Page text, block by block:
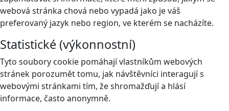
webová stránka chová nebo vypadá jako je váš
preferovaný jazyk nebo region, ve kterém se nacházíte.
Statistické (výkonnostní)
Tyto soubory cookie pomáhají vlastníkům webových
stránek porozumět tomu, jak návštěvníci interagují s
webovými stránkami tím, že shromažďují a hlásí
informace, často anonymně.